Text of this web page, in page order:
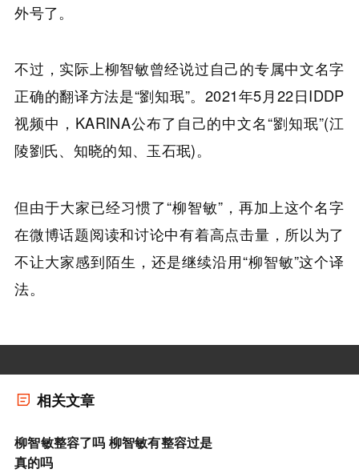
外号了。
不过，实际上柳智敏曾经说过自己的专属中文名字
正确的翻译方法是“劉知珉”。2021年5月22日IDDP
视频中，KARINA公布了自己的中文名“劉知珉”(江
陵劉氏、知晓的知、玉石珉)。
但由于大家已经习惯了“柳智敏”，再加上这个名字
在微博话题阅读和讨论中有着高点击量，所以为了
不让大家感到陌生，还是继续沿用“柳智敏”这个译
法。
相关文章
柳智敏整容了吗 柳智敏有整容过是
真的吗